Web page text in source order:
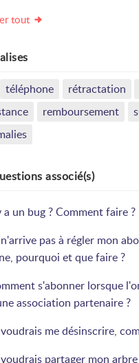
tout
téléphone rétractation
remboursement
associé(s)
a un bug ? Comment faire ?
pas à régler mon
pourquoi et que faire ?
s'abonner lorsque
association partenaire ?
me désinscrire,
partager mon